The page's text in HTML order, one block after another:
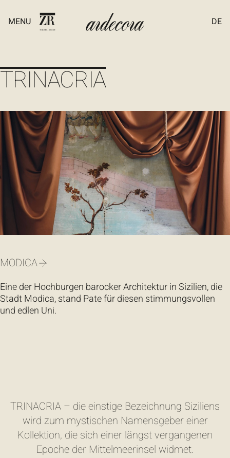
MENU
Datenschutz
Händler & Showrooms
Cookie-Einstellungen
Impressum
Contract
Partner-Portal
zurzimmer-rohde.com
DE
TRINACRIA
MODICA
Eine der Hochburgen barocker Architektur in Sizilien, die
Stadt Modica, stand Pate für diesen stimmungsvollen
und edlen Uni.
TRINACRIA – die einstige Bezeichnung Siziliens
wird zum mystischen Namensgeber einer
Kollektion, die sich einer längst vergangenen
Epoche der Mittelmeerinsel widmet.